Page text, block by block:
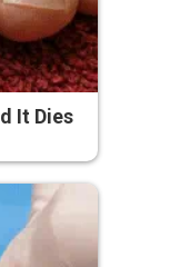
It Dies